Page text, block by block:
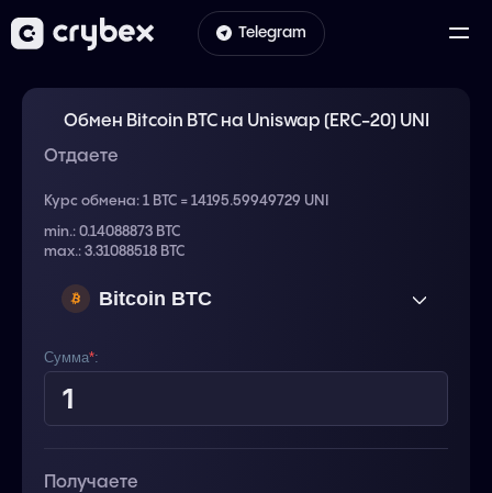
Telegram
Обмен Bitcoin BTC на Uniswap (ERC-20) UNI
Отдаете
Курс обмена: 1 BTC = 14195.59949729 UNI
min.: 0.14088873 BTC
max.: 3.31088518 BTC
Bitcoin BTC
Сумма*:
Получаете